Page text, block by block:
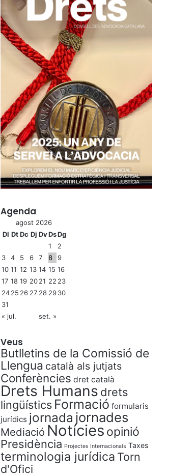
Agenda
agost 2026
Dl Dt Dc Dj DvDsDg
1
2
3
4 5 6 7 8
9
10 11 12 13 14 15 16
17 18 19 2021 22 23
2425 26 27 28 2930
31
« jul.
set. »
Veus
Butlletins de la Comissió de
Llengua català als jutjats
Conferències dret català
Drets Humans drets
lingüístics Formació formularis
jurídics jornada jornades
Mediació Notícies opinió
Presidència Projectes Internacionals Taxes
terminologia jurídica Torn
d'Ofici